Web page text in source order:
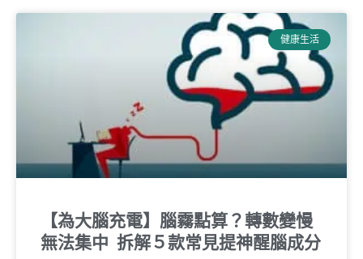
健康生活
【為大腦充電】腦霧點算？轉數變慢
無法集中 拆解５款常見提神醒腦成分